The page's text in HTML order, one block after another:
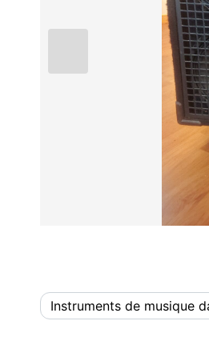
Instruments de musique